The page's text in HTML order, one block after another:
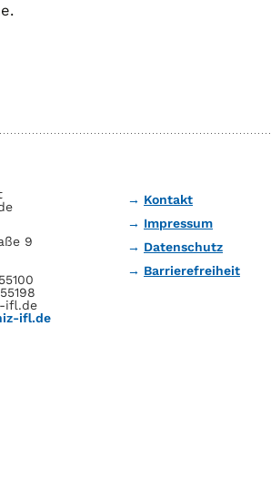
9
ifl.de
ifl.de
Kontakt
Impressum
Datenschutz
Barrierefreiheit